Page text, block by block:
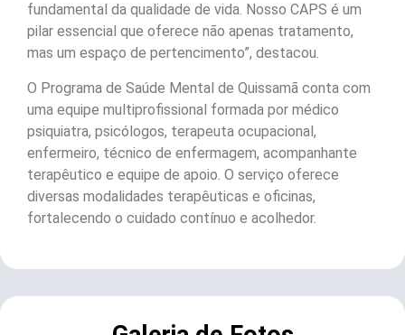
fundamental da qualidade de vida. Nosso CAPS é um
pilar essencial que oferece não apenas tratamento,
mas um espaço de pertencimento”, destacou.
O Programa de Saúde Mental de Quissamã conta com
uma equipe multiprofissional formada por médico
psiquiatra, psicólogos, terapeuta ocupacional,
enfermeiro, técnico de enfermagem, acompanhante
terapêutico e equipe de apoio. O serviço oferece
diversas modalidades terapêuticas e oficinas,
fortalecendo o cuidado contínuo e acolhedor.